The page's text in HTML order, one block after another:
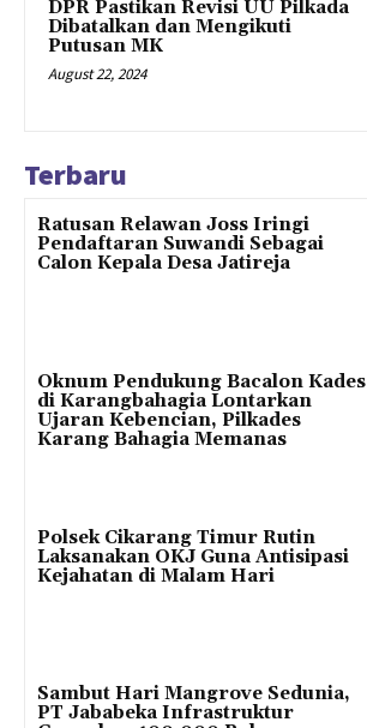
DPR Pastikan Revisi UU Pilkada
Dibatalkan dan Mengikuti
Putusan MK
August 22, 2024
Terbaru
Ratusan Relawan Joss Iringi
Pendaftaran Suwandi Sebagai
Calon Kepala Desa Jatireja
Oknum Pendukung Bacalon Kades
di Karangbahagia Lontarkan
Ujaran Kebencian, Pilkades
Karang Bahagia Memanas
Polsek Cikarang Timur Rutin
Laksanakan OKJ Guna Antisipasi
Kejahatan di Malam Hari
Sambut Hari Mangrove Sedunia,
PT Jababeka Infrastruktur